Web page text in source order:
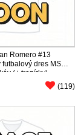
Romero #13
futbalový dres MS
(+ trenírky)
(119)